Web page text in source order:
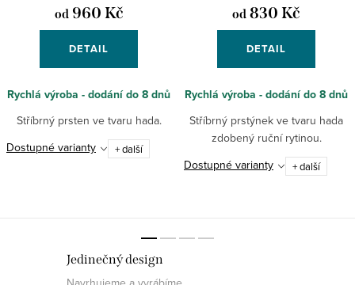
od 960 Kč
DETAIL
Rychlá výroba - dodání do 8 dnů
Stříbrný prsten ve tvaru hada.
Dostupné varianty
+ další
od 830 Kč
DETAIL
Rychlá výroba - dodání do 8 dnů
Stříbrný prstýnek ve tvaru hada
zdobený ruční rytinou.
Dostupné varianty
+ další
Jedinečný design